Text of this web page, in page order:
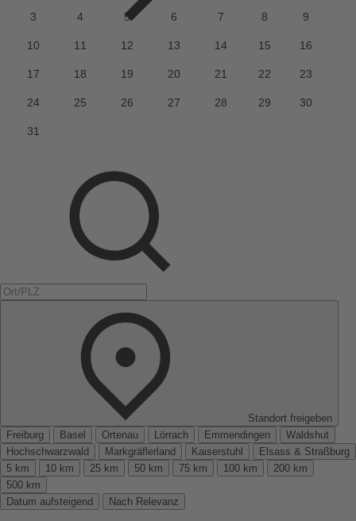
Standort freigeben
Freiburg
Basel Ortenau Lörrach Emmendingen
Waldshut
Hochschwarzwald
Markgräflerland Kaiserstuhl
Elsass & Straßburg
5 km
10 km 25 km 50 km 75 km 100 km
200 km
500 km
Datum aufsteigend
Nach Relevanz